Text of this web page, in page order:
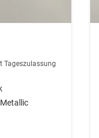
Tageszulassung